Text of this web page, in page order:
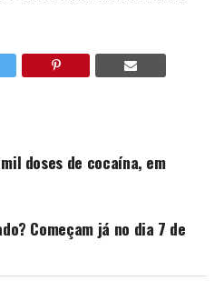
doses de cocaína, em
Começam já no dia 7 de